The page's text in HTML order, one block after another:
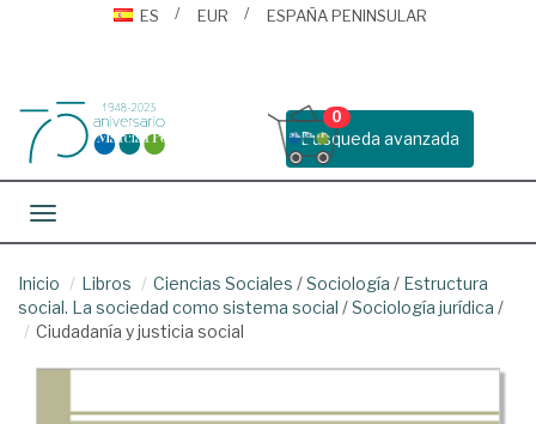
ES
EUR ESPAÑA PENINSULAR
Busqueda avanzada
0
Toggle navigation
Inicio Libros Ciencias Sociales /Sociología / Estructura
social. La sociedad como sistema social /Sociología jurídica /
Ciudadanía y justicia social